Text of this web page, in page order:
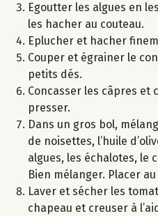
Egoutter les algues en
les hacher au couteau.
Eplucher et hacher
Couper et égrainer le
petits dés.
Concasser les câpres et
presser.
Dans un gros bol,
de noisettes, l’huile
algues, les échalotes, le
Bien mélanger. Placer
Laver et sécher les
chapeau et creuser à